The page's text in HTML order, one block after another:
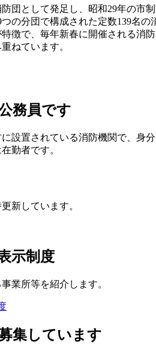
団として発足し、昭和29年の市
の分団で構成された定数139名
徴で、毎年新春に開催される消
ねています。
務員です
設置されている消防機関で、身
勤者です。
新しています。
示制度
業所等を紹介します。
集しています